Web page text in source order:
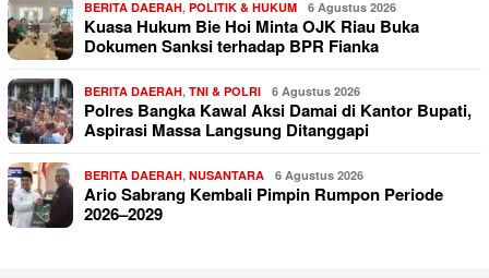
BERITA DAERAH, POLITIK & HUKUM 6 Agustus 2026
Kuasa Hukum Bie Hoi Minta OJK Riau Buka
Dokumen Sanksi terhadap BPR Fianka
BERITA DAERAH, TNI & POLRI 6 Agustus 2026
Polres Bangka Kawal Aksi Damai di Kantor Bupati,
Aspirasi Massa Langsung Ditanggapi
BERITA DAERAH, NUSANTARA 6 Agustus 2026
Ario Sabrang Kembali Pimpin Rumpon Periode
2026–2029